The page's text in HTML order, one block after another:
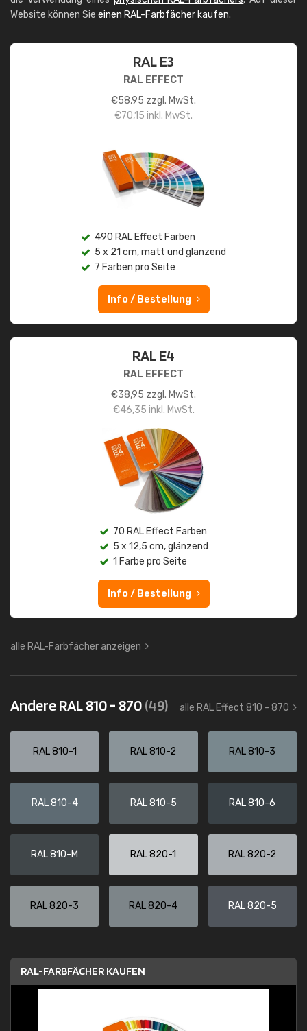
Website können Sie einen RAL-Farbfächer kaufen.
RAL E3
RAL EFFECT
€58,95 zzgl. MwSt.
€70,15 inkl. MwSt.
490 RAL Effect Farben
5 x 21 cm, matt und glänzend
7 Farben pro Seite
Info / Bestellung
RAL E4
RAL EFFECT
€38,95 zzgl. MwSt.
€46,35 inkl. MwSt.
70 RAL Effect Farben
5 x 12,5 cm, glänzend
1 Farbe pro Seite
Info / Bestellung
alle RAL-Farbfächer anzeigen
Andere RAL 810 - 870(49) alle RAL Effect 810 - 870
RAL 810-1 RAL 810-2 RAL 810-3
RAL 810-4 RAL 810-5 RAL 810-6
RAL 810-M RAL 820-1 RAL 820-2
RAL 820-3 RAL 820-4 RAL 820-5
RAL-FARBFÄCHER KAUFEN